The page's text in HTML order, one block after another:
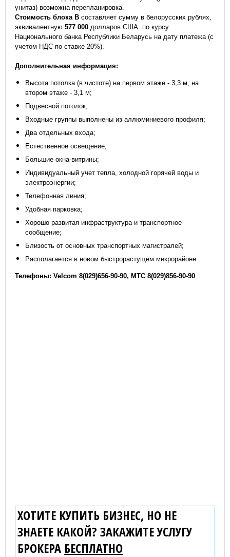
унитаз) возможна перепланировка.
Стоимость блока В составляет сумму в белорусских рублях,
эквивалентную 577 000 долларов США по курсу
Национального банка Республики Беларусь на дату платежа (с
учетом НДС по ставке 20%).
Дополнительная информация:
Высота потолка (в чистоте) на первом этаже - 3,3 м, на
втором этаже - 3,1 м;
Подвесной потолок;
Входные группы выполнены из аллюминиевого профиля;
Два отдельных входа;
Естественное освещение;
Большие окна-витрины;
Индивидуальный учет тепла, холодной горячей воды и
электроэнергии;
Телефонная линия;
Удобная парковка;
Хорошо развитая инфраструктура и транспортное
сообщение;
Близость от основных транспортных магистралей;
Располагается в новом быстрорастущем микрорайоне.
Телефоны: Velcom 8(029)656-90-90, МТС 8(029)856-90-90
ХОТИТЕ КУПИТЬ БИЗНЕС, НО НЕ
ЗНАЕТЕ КАКОЙ? ЗАКАЖИТЕ УСЛУГУ
БРОКЕРА БЕСПЛАТНО